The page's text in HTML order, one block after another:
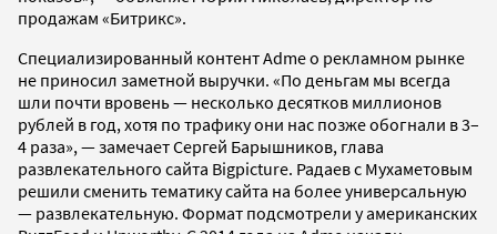
продажам «Битрикс».
Специализированный контент Adme о рекламном рынке
не приносил заметной выручки. «По деньгам мы всегда
шли почти вровень — несколько десятков миллионов
рублей в год, хотя по трафику они нас позже обогнали в 3–
4 раза», — замечает Сергей Барышников, глава
развлекательного сайта Bigpicture. Радаев с Мухаметовым
решили сменить тематику сайта на более универсальную
— развлекательную. Формат подсмотрели у американских